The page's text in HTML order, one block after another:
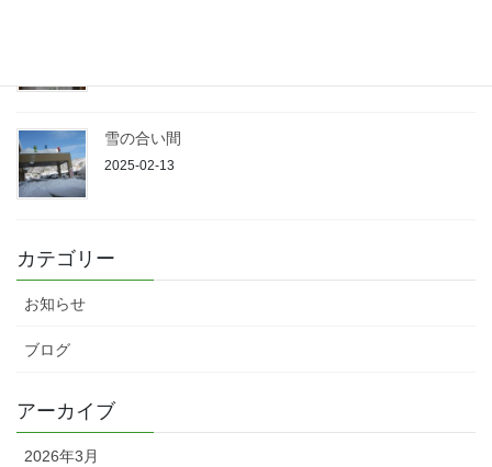
雪の合い間
2025-02-13
カテゴリー
お知らせ
ブログ
アーカイブ
2026年3月